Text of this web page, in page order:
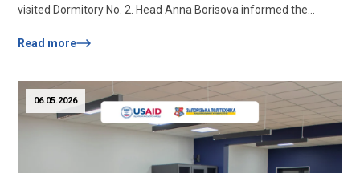
visited Dormitory No. 2. Head Anna Borisova informed the
the National Strategy for Creating a Barrier-Free Space in
2023–2024 and the relevant decisions of the university...
Read more
06.05.2026